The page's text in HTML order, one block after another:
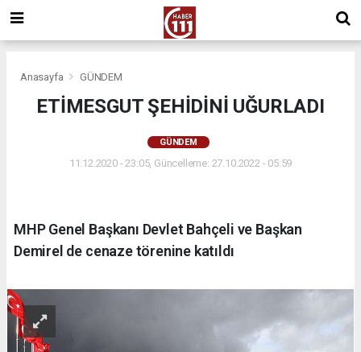
Anasayfa GÜNDEM
ETİMESGUT ŞEHİDİNİ UĞURLADI
GÜNDEM
11.12.2020 - 23:05, Güncelleme: 27.10.2022 - 05:59
MHP Genel Başkanı Devlet Bahçeli ve Başkan
Demirel de cenaze törenine katıldı